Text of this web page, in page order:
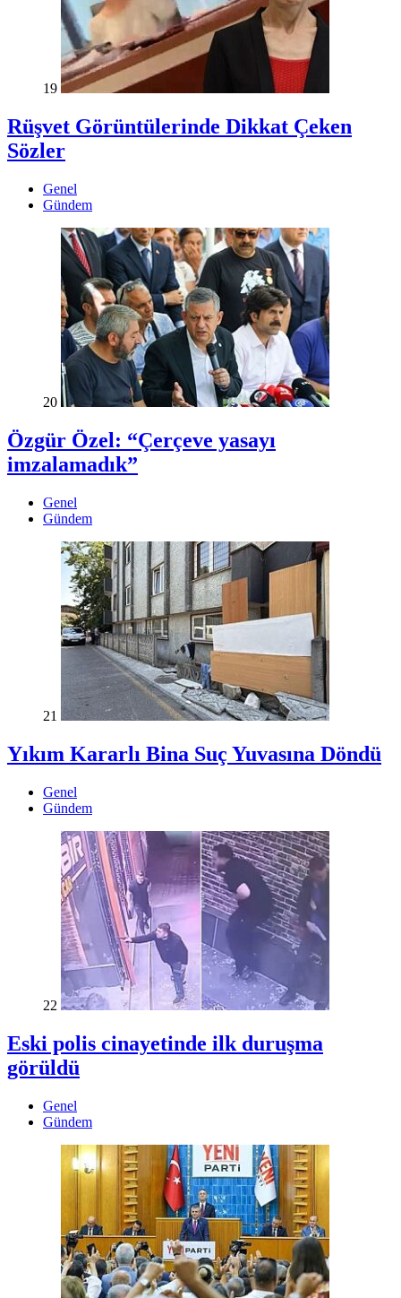
19
Rüşvet Görüntülerinde Dikkat Çeken
Sözler
Genel
Gündem
20
Özgür Özel: “Çerçeve yasayı
imzalamadık”
Genel
Gündem
21
Yıkım Kararlı Bina Suç Yuvasına Döndü
Genel
Gündem
22
Eski polis cinayetinde ilk duruşma
görüldü
Genel
Gündem